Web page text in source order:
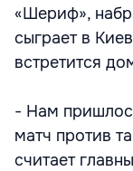
«Шериф»,
сыграет в
встретится
- Нам
матч против
считает